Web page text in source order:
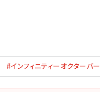
#インフィニティーオクターバー